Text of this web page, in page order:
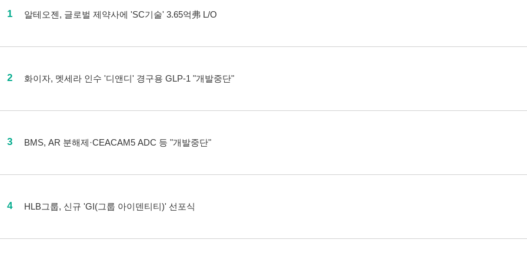
1 알테오젠, 글로벌 제약사에 'SC기술' 3.65억弗 L/O
2 화이자, 멧세라 인수 '디앤디' 경구용 GLP-1 "개발중단"
3 BMS, AR 분해제·CEACAM5 ADC 등 "개발중단"
4 HLB그룹, 신규 'GI(그룹 아이덴티티)' 선포식